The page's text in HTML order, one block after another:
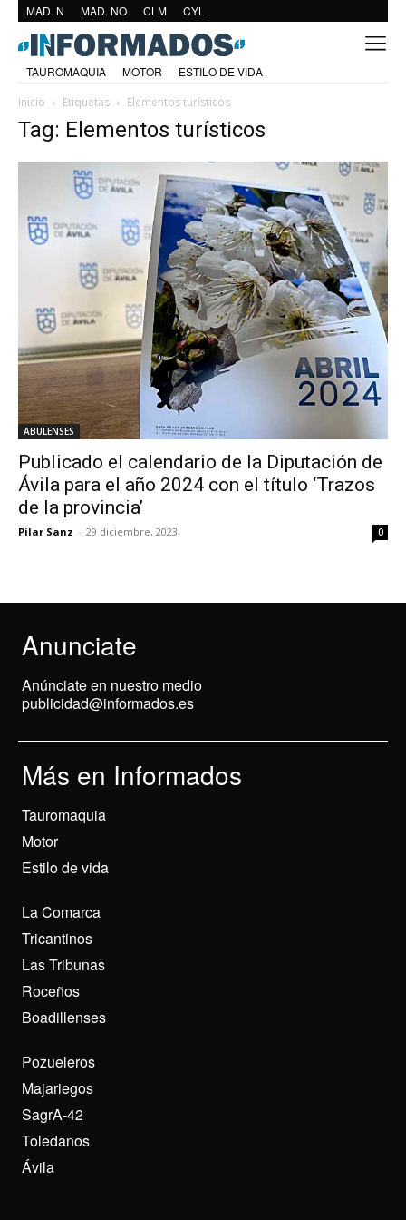
MAD. N MAD. NO CLM CYL
TAUROMAQUIA MOTOR
ESTILO DE VIDA
Inicio
Etiquetas Elementos turísticos
Tag: Elementos turísticos
ABULENSES
Publicado el calendario de la Diputación de
Ávila para el año 2024 con el título ‘Trazos
de la provincia’
Pilar Sanz - 29 diciembre, 2023 0
Anunciate
Anúnciate en nuestro medio
publicidad@informados.es
Más en Informados
Tauromaquia
Motor
Estilo de vida
La Comarca
Tricantinos
Las Tribunas
Roceños
Boadillenses
Pozueleros
Majariegos
SagrA-42
Toledanos
Ávila